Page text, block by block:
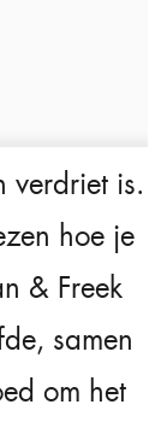
verdriet is.
hoe je
& Freek
samen
om het